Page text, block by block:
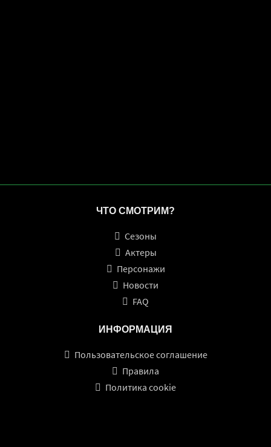
ЧТО СМОТРИМ?
Сезоны
Актеры
Персонажи
Новости
FAQ
ИНФОРМАЦИЯ
Пользовательское соглашение
Правила
Политика cookie